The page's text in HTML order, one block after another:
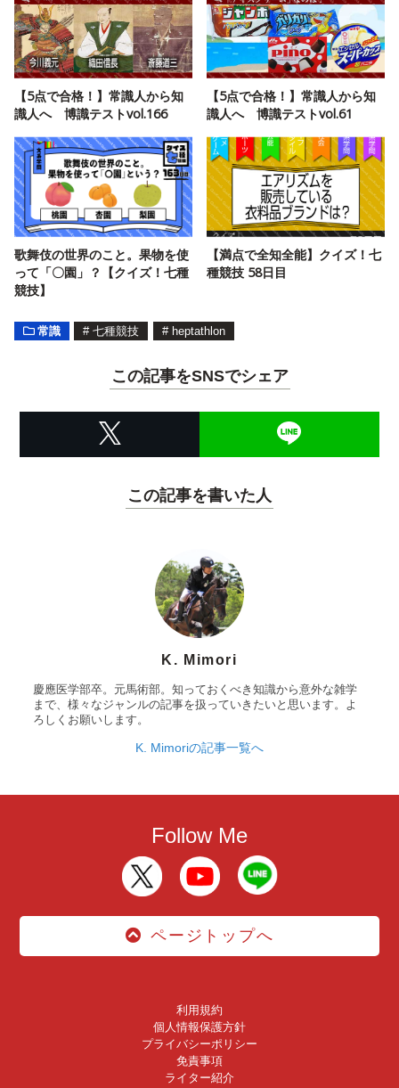
【5点で合格！】常識人から知
識人へ 博識テストvol.166
【5点で合格！】常識人から知
識人へ 博識テストvol.61
歌舞伎の世界のこと。果物を使
って「〇園」？【クイズ！七種
競技】
【満点で全知全能】クイズ！七
種競技 58日目
常識 # 七種競技 # heptathlon
この記事をSNSでシェア
この記事を書いた人
K. Mimori
慶應医学部卒。元馬術部。知っておくべき知識から意外な雑学
まで、様々なジャンルの記事を扱っていきたいと思います。よ
ろしくお願いします。
K. Mimoriの記事一覧へ
Follow Me
ページトップへ
利用規約
個人情報保護方針
プライバシーポリシー
免責事項
ライター紹介